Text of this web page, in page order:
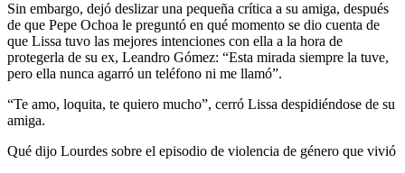
Sin embargo, dejó deslizar una pequeña crítica a su amiga, después
de que Pepe Ochoa le preguntó en qué momento se dio cuenta de
que Lissa tuvo las mejores intenciones con ella a la hora de
protegerla de su ex, Leandro Gómez: “Esta mirada siempre la tuve,
pero ella nunca agarró un teléfono ni me llamó”.
“Te amo, loquita, te quiero mucho”, cerró Lissa despidiéndose de su
amiga.
Qué dijo Lourdes sobre el episodio de violencia de género que vivió